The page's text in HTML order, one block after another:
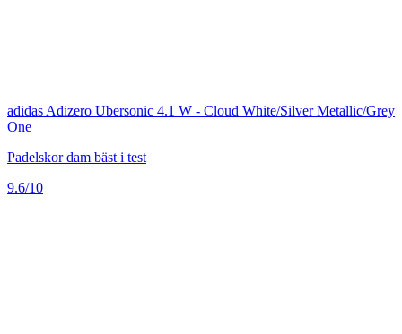
adidas Adizero Ubersonic 4.1 W - Cloud White/Silver Metallic/Grey
One
Padelskor dam bäst i test
9.6/10